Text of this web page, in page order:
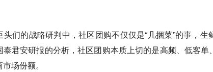
头们的战略研判中，社区团购不仅仅是“几捆菜”的事，
泰君安研报的分析，社区团购本质上切的是高频、低客单
场份额。